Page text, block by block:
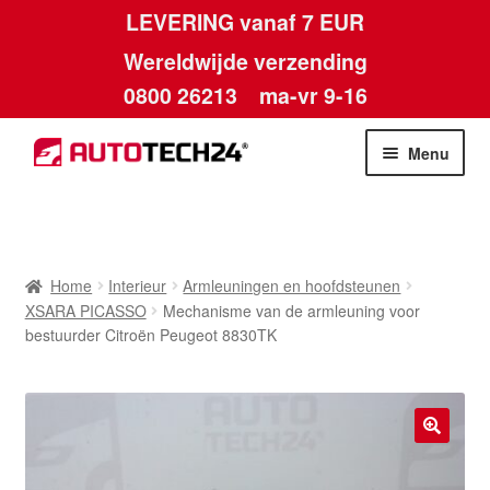
LEVERING vanaf 7 EUR
Wereldwijde verzending
0800 26213 ma-vr 9-16
Skip
to
Skip
to
Menu
Algemene voorwaarden
Betalingen
Home Interieur
Armleuningen en hoofdsteunen
XSARA PICASSO
Mechanisme van de armleuning voor
bestuurder Citroën Peugeot 8830TK